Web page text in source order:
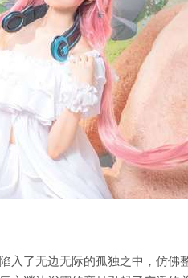
入了无边无际的孤独之中，仿